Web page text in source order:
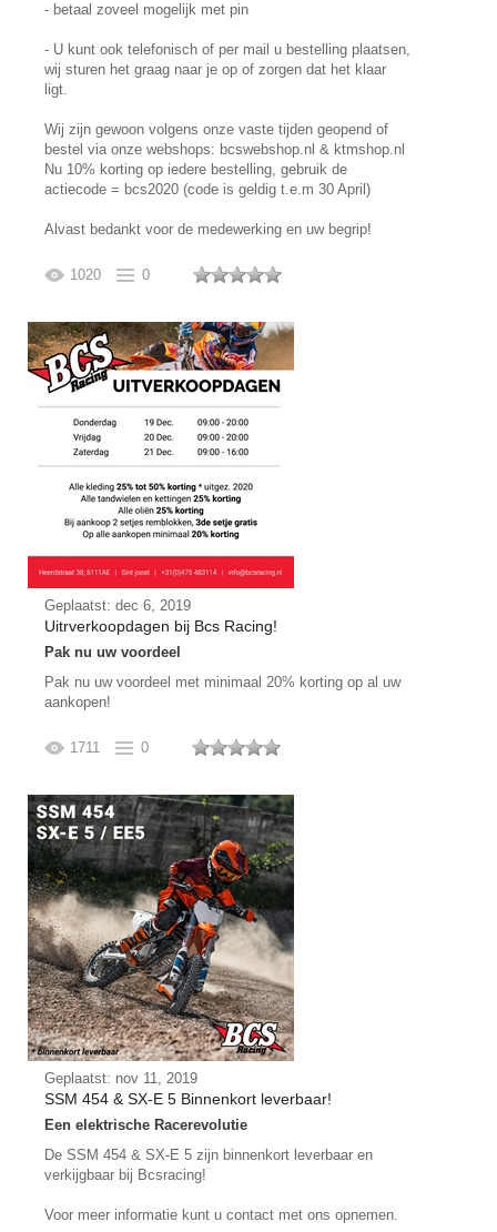
- betaal zoveel mogelijk met pin
- U kunt ook telefonisch of per mail u bestelling plaatsen,
wij sturen het graag naar je op of zorgen dat het klaar
ligt.
Wij zijn gewoon volgens onze vaste tijden geopend of
bestel via onze webshops: bcswebshop.nl & ktmshop.nl
Nu 10% korting op iedere bestelling, gebruik de
actiecode = bcs2020 (code is geldig t.e.m 30 April)
Alvast bedankt voor de medewerking en uw begrip!
1020 0
Geplaatst: dec 6, 2019
Uitrverkoopdagen bij Bcs Racing!
Pak nu uw voordeel
Pak nu uw voordeel met minimaal 20% korting op al uw
aankopen!
1711 0
Geplaatst: nov 11, 2019
SSM 454 & SX-E 5 Binnenkort leverbaar!
Een elektrische Racerevolutie
De SSM 454 & SX-E 5 zijn binnenkort leverbaar en
verkijgbaar bij Bcsracing!
Voor meer informatie kunt u contact met ons opnemen.